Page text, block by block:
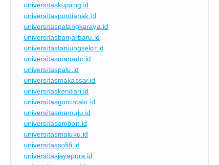
universitaskupang.id
universitaspontianak.id
universitaspalangkaraya.id
universitasbanjarbaru.id
universitastanjungselor.id
universitasmanado.id
universitaspalu.id
universitasmakassar.id
universitaskendari.id
universitasgorontalo.id
universitasmamuju.id
universitasambon.id
universitasmaluku.id
universitassofifi.id
universitasjayapura.id